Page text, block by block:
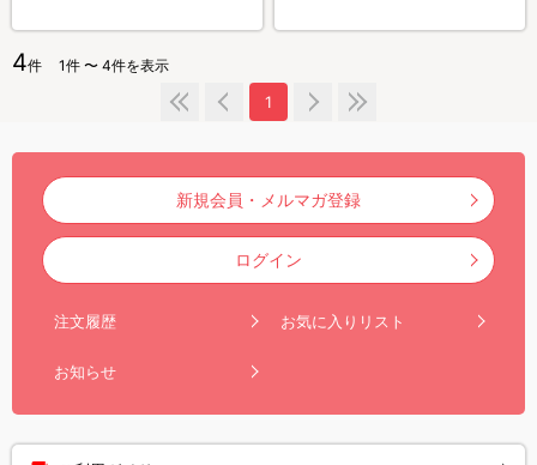
4件 1件 〜 4件を表示
1
新規会員・メルマガ登録
ログイン
注文履歴 お気に入りリスト
お知らせ